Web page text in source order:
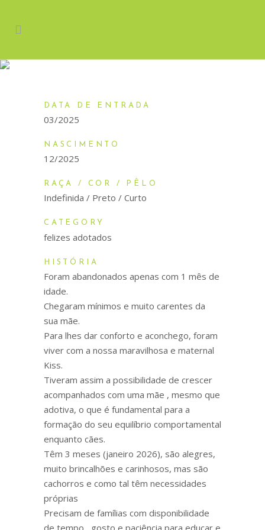
DATA DE ENTRADA
03/2025
NASCIMENTO
12/2025
RAÇA / COR / PÊLO
Indefinida / Preto / Curto
CATEGORY
felizes adotados
HISTÓRIA
Foram abandonados apenas com 1 mês de
idade.
Chegaram mínimos e muito carentes da
sua mãe.
Para lhes dar conforto e aconchego, foram
viver com a nossa maravilhosa e maternal
Kiss.
Tiveram assim a possibilidade de crescer
acompanhados com uma mãe , mesmo que
adotiva, o que é fundamental para a
formação do seu equilíbrio comportamental
enquanto cães.
Têm 3 meses (janeiro 2026), são alegres,
muito brincalhões e carinhosos, mas são
cachorros e como tal têm necessidades
próprias
Precisam de famílias com disponibilidade
de tempo , gosto e paciência para educar e